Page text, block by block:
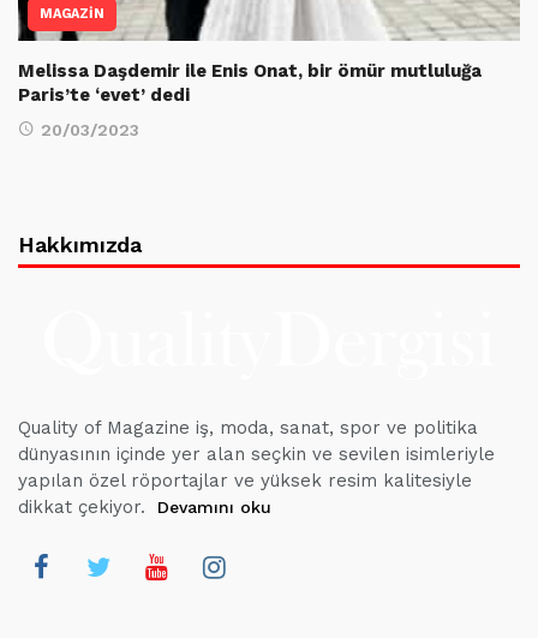
MAGAZİN
Melissa Daşdemir ile Enis Onat, bir ömür mutluluğa
Paris’te ‘evet’ dedi
20/03/2023
Hakkımızda
Quality of Magazine iş, moda, sanat, spor ve politika
dünyasının içinde yer alan seçkin ve sevilen isimleriyle
yapılan özel röportajlar ve yüksek resim kalitesiyle
dikkat çekiyor.
Devamını oku